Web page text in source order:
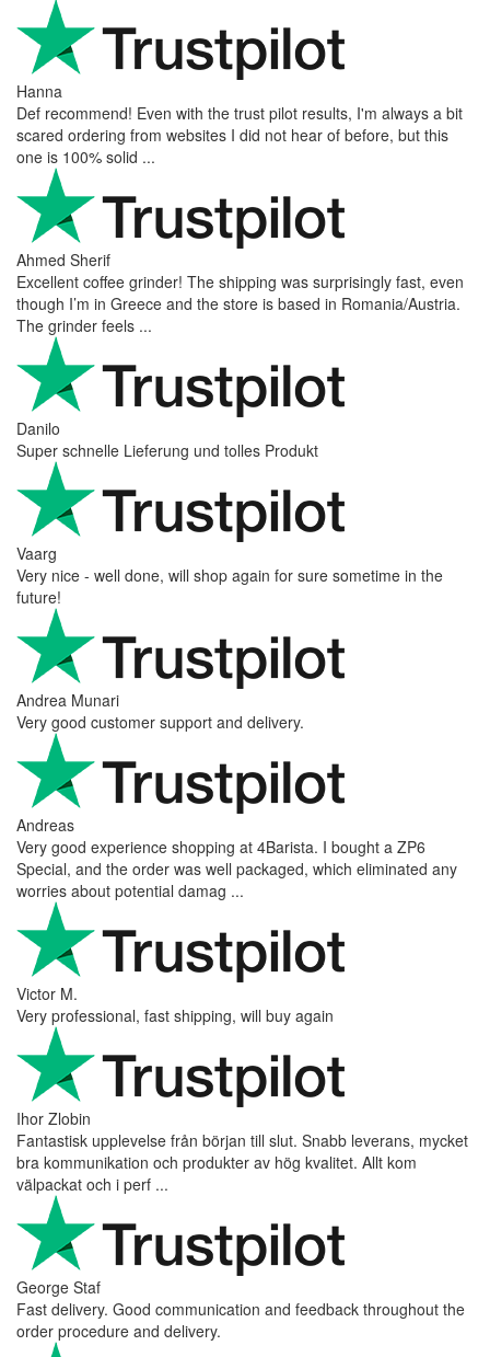
Hanna
Def recommend! Even with the trust pilot results, I'm always a bit
scared ordering from websites I did not hear of before, but this
one is 100% solid ...
Ahmed Sherif
Excellent coffee grinder! The shipping was surprisingly fast, even
though I’m in Greece and the store is based in Romania/Austria.
The grinder feels ...
Danilo
Super schnelle Lieferung und tolles Produkt
Vaarg
Very nice - well done, will shop again for sure sometime in the
future!
Andrea Munari
Very good customer support and delivery.
Andreas
Very good experience shopping at 4Barista. I bought a ZP6
Special, and the order was well packaged, which eliminated any
worries about potential damag ...
Victor M.
Very professional, fast shipping, will buy again
Ihor Zlobin
Fantastisk upplevelse från början till slut. Snabb leverans, mycket
bra kommunikation och produkter av hög kvalitet. Allt kom
välpackat och i perf ...
George Staf
Fast delivery. Good communication and feedback throughout the
order procedure and delivery.